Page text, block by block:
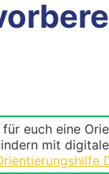
euch eine
mit